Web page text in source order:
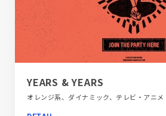
YEARS & YEARS